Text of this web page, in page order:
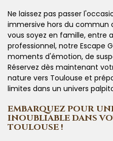
Ne laissez pas passer
immersive hors du commun
vous soyez en famille, entre
professionnel, notre Escape
moments d'émotion, de
Réservez dès maintenant
nature vers Toulouse et
limites dans un univers
EMBARQUEZ POUR
INOUBLIABLE DANS
TOULOUSE !